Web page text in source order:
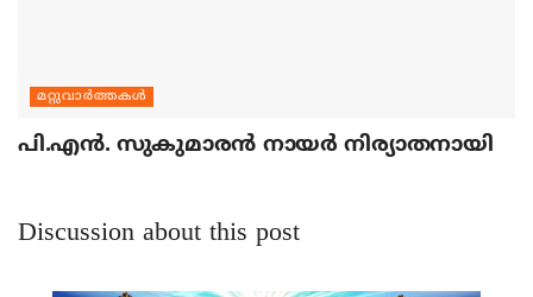
മറ്റുവാര്‍ത്തകള്‍
പി.എന്‍. സുകുമാരന്‍ നായര്‍ നിര്യാതനായി
Discussion about this post